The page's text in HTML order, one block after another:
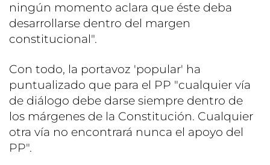
ningún momento aclara que éste deba
desarrollarse dentro del margen
constitucional".
Con todo, la portavoz 'popular' ha
puntualizado que para el PP "cualquier vía
de diálogo debe darse siempre dentro de
los márgenes de la Constitución. Cualquier
otra vía no encontrará nunca el apoyo del
PP".